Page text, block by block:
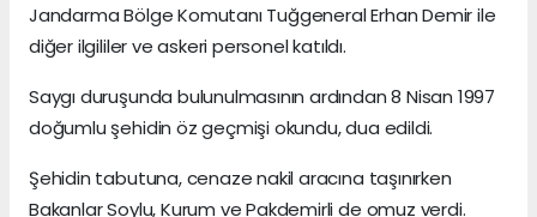
Jandarma Bölge Komutanı Tuğgeneral Erhan Demir ile
diğer ilgililer ve askeri personel katıldı.
Saygı duruşunda bulunulmasının ardından 8 Nisan 1997
doğumlu şehidin öz geçmişi okundu, dua edildi.
Şehidin tabutuna, cenaze nakil aracına taşınırken
Bakanlar Soylu, Kurum ve Pakdemirli de omuz verdi.